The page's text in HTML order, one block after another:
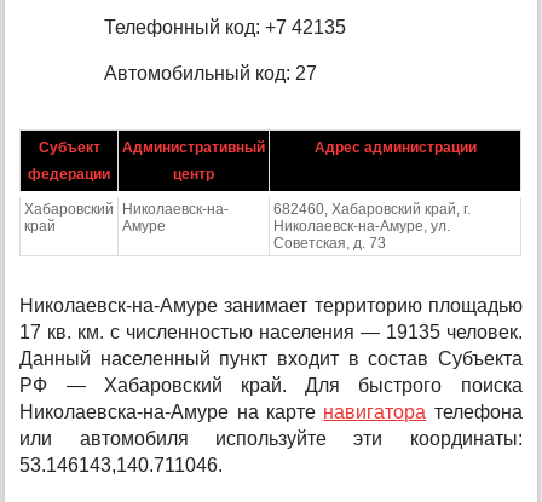
Телефонный код: +7 42135
Автомобильный код: 27
Субъект
федерации
Административный
центр
Адрес администрации
Хабаровский
край
Николаевск-на-
Амуре
682460, Хабаровский край, г.
Николаевск-на-Амуре, ул.
Советская, д. 73
Николаевск-на-Амуре занимает территорию площадью
17 кв. км. с численностью населения — 19135 человек.
Данный населенный пункт входит в состав Субъекта
РФ — Хабаровский край. Для быстрого поиска
Николаевска-на-Амуре на карте навигатора телефона
или автомобиля используйте эти координаты:
53.146143,140.711046.